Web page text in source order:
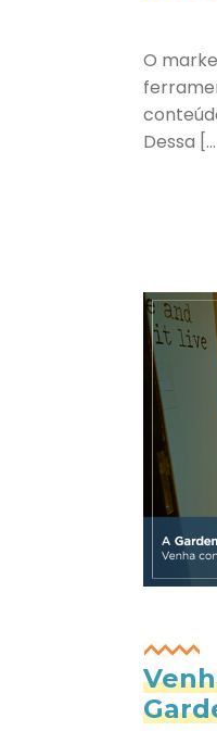
O
Dessa